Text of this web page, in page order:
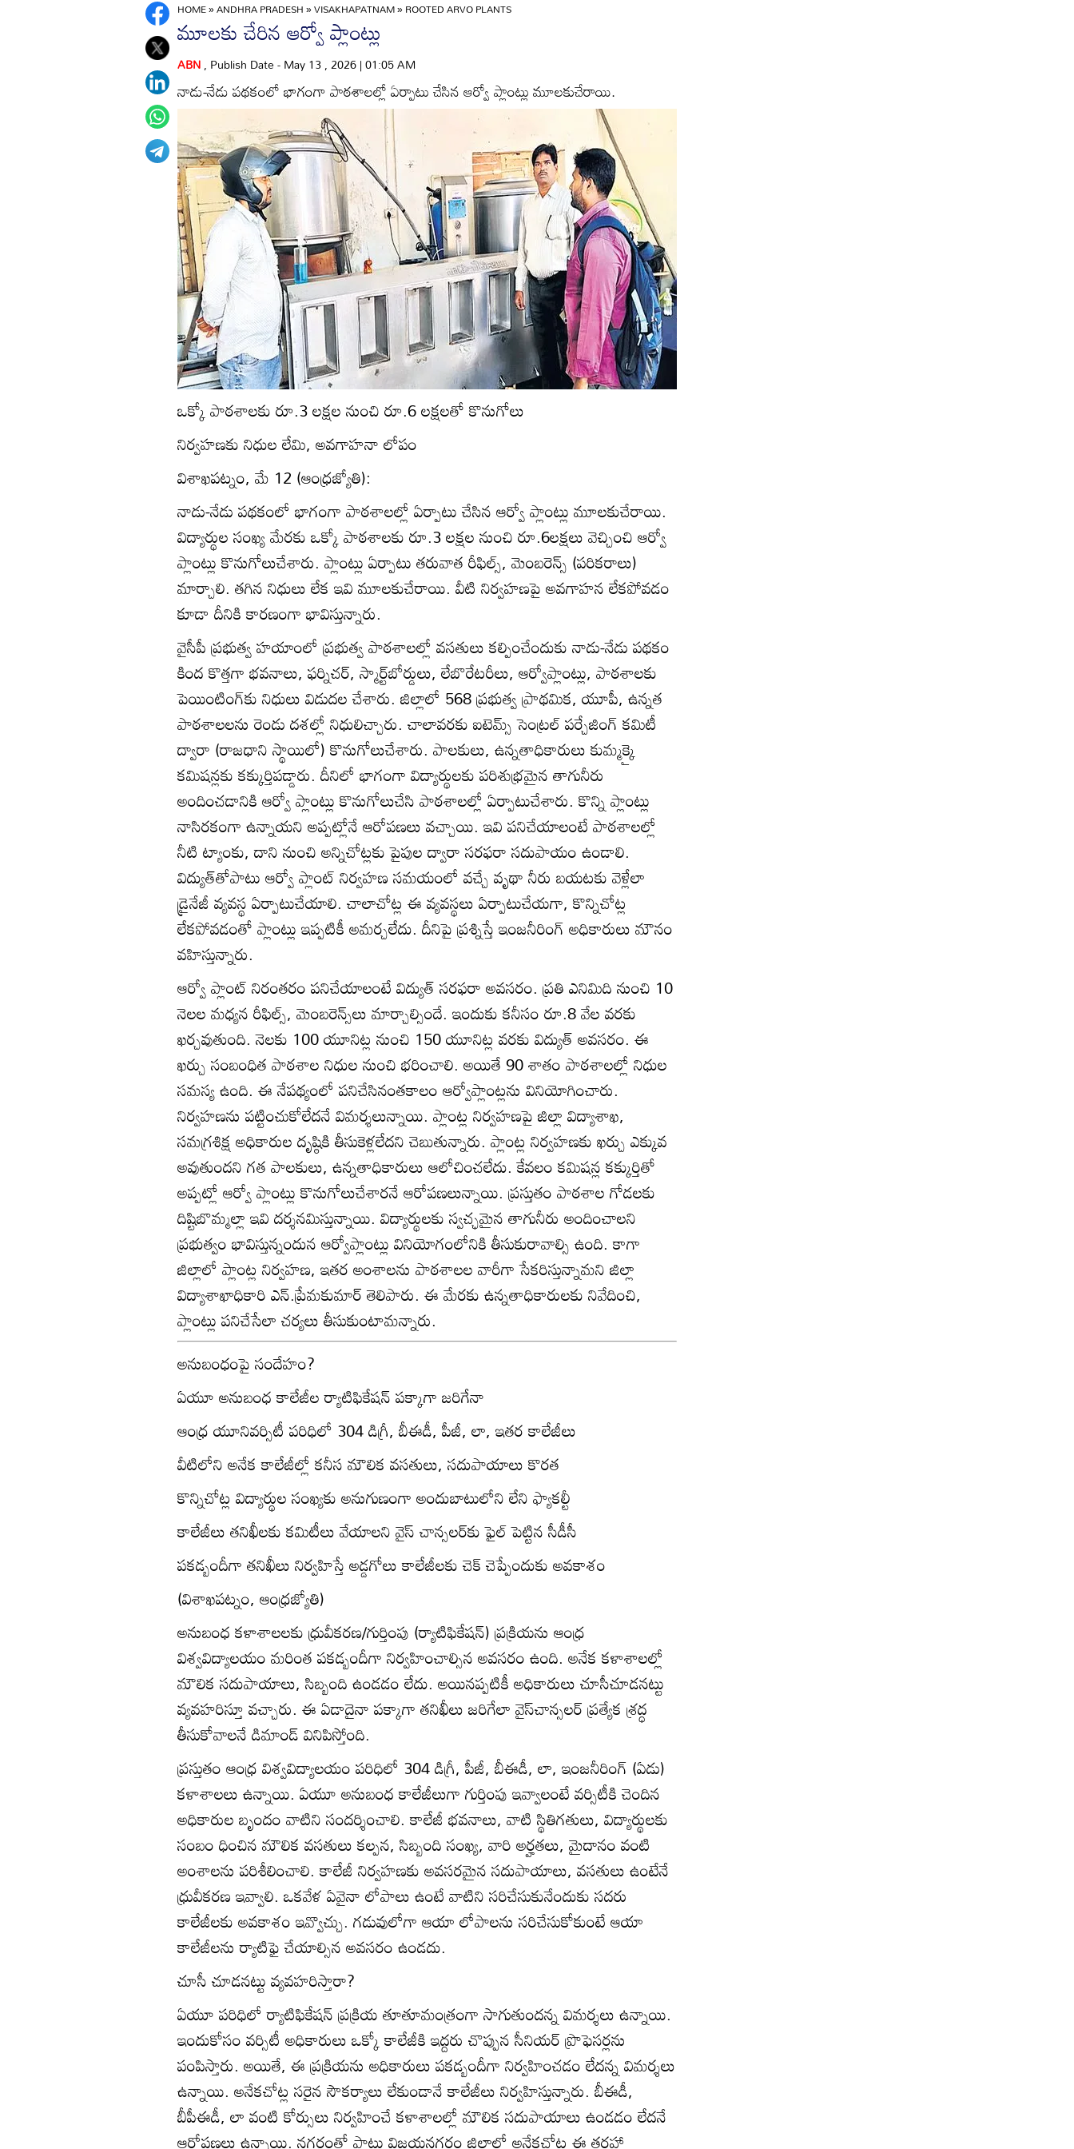
HOME»ANDHRA PRADESH»VISAKHAPATNAM»ROOTED ARVO PLANTS
మూలకు చేరిన ఆర్వో ప్లాంట్లు
ABN, Publish Date - May 13 , 2026 | 01:05 AM
నాడు-నేడు పథకంలో భాగంగా పాఠశాలల్లో ఏర్పాటు చేసిన ఆర్వో ప్లాంట్లు మూలకుచేరాయి.
ఒక్కో పాఠశాలకు రూ.3 లక్షల నుంచి రూ.6 లక్షలతో కొనుగోలు
నిర్వహణకు నిధుల లేమి, అవగాహనా లోపం
విశాఖపట్నం, మే 12 (ఆంధ్రజ్యోతి):
నాడు-నేడు పథకంలో భాగంగా పాఠశాలల్లో ఏర్పాటు చేసిన ఆర్వో ప్లాంట్లు మూలకుచేరాయి.
విద్యార్థుల సంఖ్య మేరకు ఒక్కో పాఠశాలకు రూ.3 లక్షల నుంచి రూ.6లక్షలు వెచ్చించి ఆర్వో
ప్లాంట్లు కొనుగోలుచేశారు. ప్లాంట్లు ఏర్పాటు తరువాత రీఫిల్స్‌, మెంబరెన్స్‌ (పరికరాలు)
మార్చాలి. తగిన నిధులు లేక ఇవి మూలకుచేరాయి. వీటి నిర్వహణపై అవగాహన లేకపోవడం
కూడా దీనికి కారణంగా భావిస్తున్నారు.
వైసీపీ ప్రభుత్వ హయాంలో ప్రభుత్వ పాఠశాలల్లో వసతులు కల్పించేందుకు నాడు-నేడు పథకం
కింద కొత్తగా భవనాలు, ఫర్నిచర్‌, స్మార్ట్‌బోర్డులు, లేబొరేటరీలు, ఆర్వోప్లాంట్లు, పాఠశాలకు
పెయింటింగ్‌కు నిధులు విడుదల చేశారు. జిల్లాలో 568 ప్రభుత్వ ప్రాథమిక, యూపీ, ఉన్నత
పాఠశాలలను రెండు దశల్లో నిధులిచ్చారు. చాలావరకు ఐటెమ్స్‌ సెంట్రల్‌ పర్చేజింగ్‌ కమిటీ
ద్వారా (రాజధాని స్థాయిలో) కొనుగోలుచేశారు. పాలకులు, ఉన్నతాధికారులు కుమ్మక్కై
కమిషన్లకు కక్కుర్తిపడ్డారు. దీనిలో భాగంగా విద్యార్థులకు పరిశుభ్రమైన తాగునీరు
అందించడానికి ఆర్వో ప్లాంట్లు కొనుగోలుచేసి పాఠశాలల్లో ఏర్పాటుచేశారు. కొన్ని ప్లాంట్లు
నాసిరకంగా ఉన్నాయని అప్పట్లోనే ఆరోపణలు వచ్చాయి. ఇవి పనిచేయాలంటే పాఠశాలల్లో
నీటి ట్యాంకు, దాని నుంచి అన్నిచోట్లకు పైపుల ద్వారా సరఫరా సదుపాయం ఉండాలి.
విద్యుత్‌తోపాటు ఆర్వో ప్లాంట్‌ నిర్వహణ సమయంలో వచ్చే వృథా నీరు బయటకు వెళ్లేలా
డ్రైనేజీ వ్యవస్థ ఏర్పాటుచేయాలి. చాలాచోట్ల ఈ వ్యవస్థలు ఏర్పాటుచేయగా, కొన్నిచోట్ల
లేకపోవడంతో ప్లాంట్లు ఇప్పటికీ అమర్చలేదు. దీనిపై ప్రశ్నిస్తే ఇంజనీరింగ్‌ అధికారులు మౌనం
వహిస్తున్నారు.
ఆర్వో ప్లాంట్‌ నిరంతరం పనిచేయాలంటే విద్యుత్‌ సరఫరా అవసరం. ప్రతి ఎనిమిది నుంచి 10
నెలల మధ్యన రీఫిల్స్‌, మెంబరెన్స్‌లు మార్చాల్సిందే. ఇందుకు కనీసం రూ.8 వేల వరకు
ఖర్చవుతుంది. నెలకు 100 యూనిట్ల నుంచి 150 యూనిట్ల వరకు విద్యుత్‌ అవసరం. ఈ
ఖర్చు సంబంధిత పాఠశాల నిధుల నుంచి భరించాలి. అయితే 90 శాతం పాఠశాలల్లో నిధుల
సమస్య ఉంది. ఈ నేపథ్యంలో పనిచేసినంతకాలం ఆర్వోప్లాంట్లను వినియోగించారు.
నిర్వహణను పట్టించుకోలేదనే విమర్శలున్నాయి. ప్లాంట్ల నిర్వహణపై జిల్లా విద్యాశాఖ,
సమగ్రశిక్ష అధికారుల దృష్ఠికి తీసుకెళ్లలేదని చెబుతున్నారు. ప్లాంట్ల నిర్వహణకు ఖర్చు ఎక్కువ
అవుతుందని గత పాలకులు, ఉన్నతాధికారులు ఆలోచించలేదు. కేవలం కమిషన్ల కక్కుర్తితో
అప్పట్లో ఆర్వో ప్లాంట్లు కొనుగోలుచేశారనే ఆరోపణలున్నాయి. ప్రస్తుతం పాఠశాల గోడలకు
దిష్టిబొమ్మల్లా ఇవి దర్శనమిస్తున్నాయి. విద్యార్థులకు స్వచ్ఛమైన తాగునీరు అందించాలని
ప్రభుత్వం భావిస్తున్నందున ఆర్వోప్లాంట్లు వినియోగంలోనికి తీసుకురావాల్సి ఉంది. కాగా
జిల్లాలో ప్లాంట్ల నిర్వహణ, ఇతర అంశాలను పాఠశాలల వారీగా సేకరిస్తున్నామని జిల్లా
విద్యాశాఖాధికారి ఎన్‌.ప్రేమకుమార్‌ తెలిపారు. ఈ మేరకు ఉన్నతాధికారులకు నివేదించి,
ప్లాంట్లు పనిచేసేలా చర్యలు తీసుకుంటామన్నారు.
అనుబంధంపై సందేహం?
ఏయూ అనుబంధ కాలేజీల ర్యాటిఫికేషన్‌ పక్కాగా జరిగేనా
ఆంధ్ర యూనివర్సిటీ పరిధిలో 304 డిగ్రీ, బీఈడీ, పీజీ, లా, ఇతర కాలేజీలు
వీటిలోని అనేక కాలేజీల్లో కనీస మౌలిక వసతులు, సదుపాయాలు కొరత
కొన్నిచోట్ల విద్యార్థుల సంఖ్యకు అనుగుణంగా అందుబాటులోని లేని ఫ్యాకల్టీ
కాలేజీలు తనిఖీలకు కమిటీలు వేయాలని వైస్‌ చాన్సలర్‌కు ఫైల్‌ పెట్టిన సీడీసీ
పకడ్బందీగా తనిఖీలు నిర్వహిస్తే అడ్డగోలు కాలేజీలకు చెక్‌ చెప్పేందుకు అవకాశం
(విశాఖపట్నం, ఆంధ్రజ్యోతి)
అనుబంధ కళాశాలలకు ధ్రువీకరణ/గుర్తింపు (ర్యాటిఫికేషన్‌) ప్రక్రియను ఆంధ్ర
విశ్వవిద్యాలయం మరింత పకడ్బందీగా నిర్వహించాల్సిన అవసరం ఉంది. అనేక కళాశాలల్లో
మౌలిక సదుపాయాలు, సిబ్బంది ఉండడం లేదు. అయినప్పటికీ అధికారులు చూసీచూడనట్టు
వ్యవహరిస్తూ వచ్చారు. ఈ ఏడాదైనా పక్కాగా తనిఖీలు జరిగేలా వైస్‌చాన్సలర్‌ ప్రత్యేక శ్రద్ధ
తీసుకోవాలనే డిమాండ్‌ వినిపిస్తోంది.
ప్రస్తుతం ఆంధ్ర విశ్వవిద్యాలయం పరిధిలో 304 డిగ్రీ, పీజీ, బీఈడీ, లా, ఇంజనీరింగ్‌ (ఏడు)
కళాశాలలు ఉన్నాయి. ఏయూ అనుబంధ కాలేజీలుగా గుర్తింపు ఇవ్వాలంటే వర్సిటీకి చెందిన
అధికారుల బృందం వాటిని సందర్శించాలి. కాలేజీ భవనాలు, వాటి స్థితిగతులు, విద్యార్థులకు
సంబం ధించిన మౌలిక వసతులు కల్పన, సిబ్బంది సంఖ్య, వారి అర్హతలు, మైదానం వంటి
అంశాలను పరిశీలించాలి. కాలేజీ నిర్వహణకు అవసరమైన సదుపాయాలు, వసతులు ఉంటేనే
ధ్రువీకరణ ఇవ్వాలి. ఒకవేళ ఏవైనా లోపాలు ఉంటే వాటిని సరిచేసుకునేందుకు సదరు
కాలేజీలకు అవకాశం ఇవ్వొచ్చు. గడువులోగా ఆయా లోపాలను సరిచేసుకోకుంటే ఆయా
కాలేజీలను ర్యాటిఫై చేయాల్సిన అవసరం ఉండదు.
చూసీ చూడనట్టు వ్యవహరిస్తారా?
ఏయూ పరిధిలో ర్యాటిఫికేషన్‌ ప్రక్రియ తూతూమంత్రంగా సాగుతుందన్న విమర్శలు ఉన్నాయి.
ఇందుకోసం వర్సిటీ అధికారులు ఒక్కో కాలేజీకి ఇద్దరు చొప్పున సీనియర్‌ ప్రొఫెసర్లను
పంపిస్తారు. అయితే, ఈ ప్రక్రియను అధికారులు పకడ్బందీగా నిర్వహించడం లేదన్న విమర్శలు
ఉన్నాయి. అనేకచోట్ల సరైన సౌకర్యాలు లేకుండానే కాలేజీలు నిర్వహిస్తున్నారు. బీఈడీ,
బీపీఈడీ, లా వంటి కోర్సులు నిర్వహించే కళాశాలల్లో మౌలిక సదుపాయాలు ఉండడం లేదనే
ఆరోపణలు ఉన్నాయి. నగరంతో పాటు విజయనగరం జిల్లాలో అనేకచోట్ల ఈ తరహా